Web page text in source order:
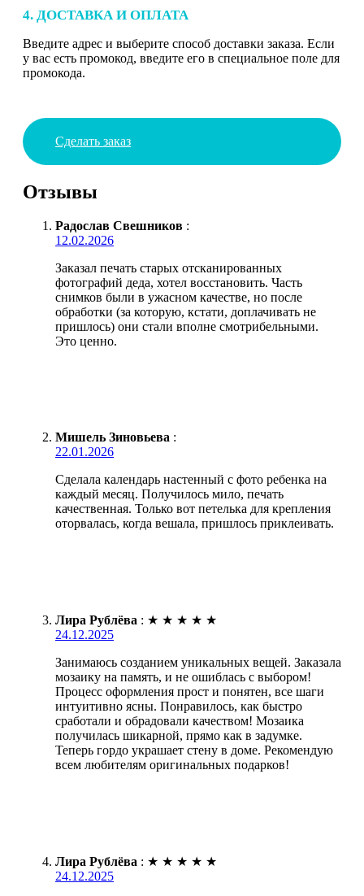
4. ДОСТАВКА И ОПЛАТА
Введите адрес и выберите способ доставки заказа. Если
у вас есть промокод, введите его в специальное поле для
промокода.
Сделать заказ
Отзывы
Радослав Свешников :
12.02.2026
Заказал печать старых отсканированных
фотографий деда, хотел восстановить. Часть
снимков были в ужасном качестве, но после
обработки (за которую, кстати, доплачивать не
пришлось) они стали вполне смотрибельными.
Это ценно.
Мишель Зиновьева :
22.01.2026
Сделала календарь настенный с фото ребенка на
каждый месяц. Получилось мило, печать
качественная. Только вот петелька для крепления
оторвалась, когда вешала, пришлось приклеивать.
Лира Рублёва : ★ ★ ★ ★ ★
24.12.2025
Занимаюсь созданием уникальных вещей. Заказала
мозаику на память, и не ошиблась с выбором!
Процесс оформления прост и понятен, все шаги
интуитивно ясны. Понравилось, как быстро
сработали и обрадовали качеством! Мозаика
получилась шикарной, прямо как в задумке.
Теперь гордо украшает стену в доме. Рекомендую
всем любителям оригинальных подарков!
Лира Рублёва : ★ ★ ★ ★ ★
24.12.2025